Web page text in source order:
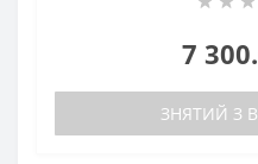
7
ЗНЯТИЙ З